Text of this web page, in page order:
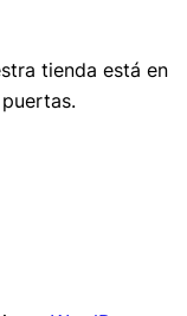
tienda está en